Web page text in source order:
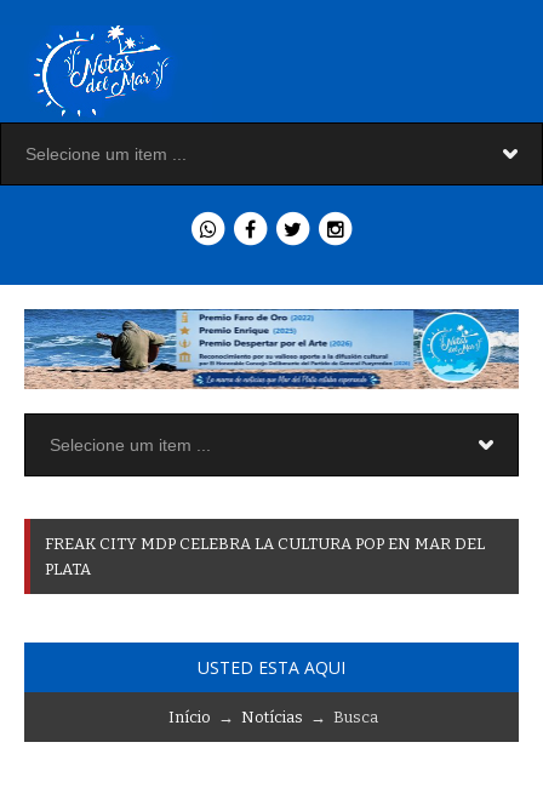
FREAK CITY MDP CELEBRA LA CULTURA POP EN MAR DEL
PLATA
USTED ESTA AQUI
Início → Notícias → Busca